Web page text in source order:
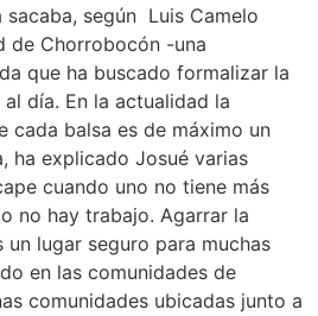
sacaba, según Luis Camelo
de Chorrobocón -una
que ha buscado formalizar la
día. En la actualidad la
cada balsa es de máximo un
ha explicado Josué varias
cuando uno no tiene más
no hay trabajo. Agarrar la
un lugar seguro para muchas
en las comunidades de
comunidades ubicadas junto a